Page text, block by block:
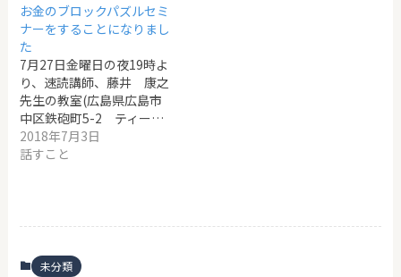
お金のブロックパズルセミ
ナーをすることになりまし
た
7月27日金曜日の夜19時よ
り、速読講師、藤井 康之
先生の教室(広島県広島市
中区鉄砲町5-2 ティー…
2018年7月3日
話すこと
未分類